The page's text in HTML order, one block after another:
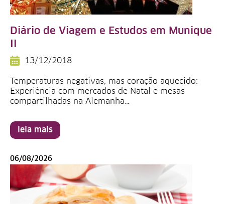
Diário de Viagem e Estudos em Munique
13/12/2018
Temperaturas negativas, mas coração aquecido:
Experiência com mercados de Natal e mesas
compartilhadas na Alemanha…
leia mais
06/08/2026